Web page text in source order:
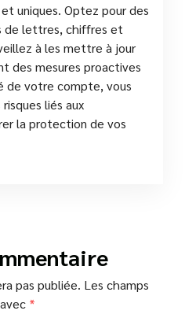
uniques. Optez pour des
de lettres, chiffres et
à les mettre à jour
des mesures proactives
de votre compte, vous
liés aux
la protection de vos
pas publiée. Les champs
*